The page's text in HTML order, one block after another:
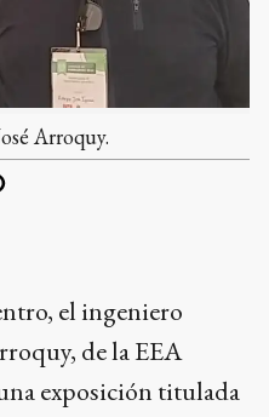
Arroquy.
el ingeniero
de la EEA
exposición titulada